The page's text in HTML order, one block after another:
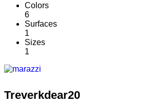
Colors
6
Surfaces
1
Sizes
1
Treverkdear20